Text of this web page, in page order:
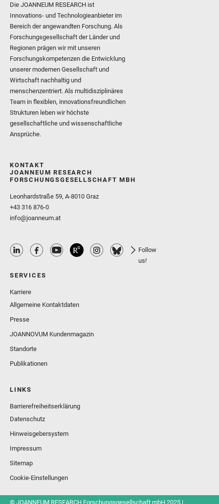
Die JOANNEUM RESEARCH ist
Innovations- und Technologieanbieter im
Bereich der angewandten Forschung. Als
Forschungsgesellschaft der Länder und
Regionen prägen wir mit unseren
Forschungskompetenzen die Entwicklung
unserer modernen Gesellschaft und
Wirtschaft nachhaltig und
menschenzentriert. Als multidisziplinäres
Team in flexiblen, innovationsfreundlichen
Strukturen leben wir höchste
gesellschaftliche und wissenschaftliche
Ansprüche.
KONTAKT
JOANNEUM RESEARCH
FORSCHUNGSGESELLSCHAFT MBH
Leonhardstraße 59, A-8010 Graz
+43 316 876-0
info@joanneum.at
Follow
us!
SERVICES
Karriere
Allgemeine Kontaktdaten
Presse
JOANNOVUM Kundenmagazin
Standorte
Publikationen
LINKS
Barrierefreiheitserklärung
Datenschutz
Hinweisgebersystem
Impressum
Sitemap
Cookie-Einstellungen
© JOANNEUM RESEARCH Forschungsgesellschaft mbH 2025 |